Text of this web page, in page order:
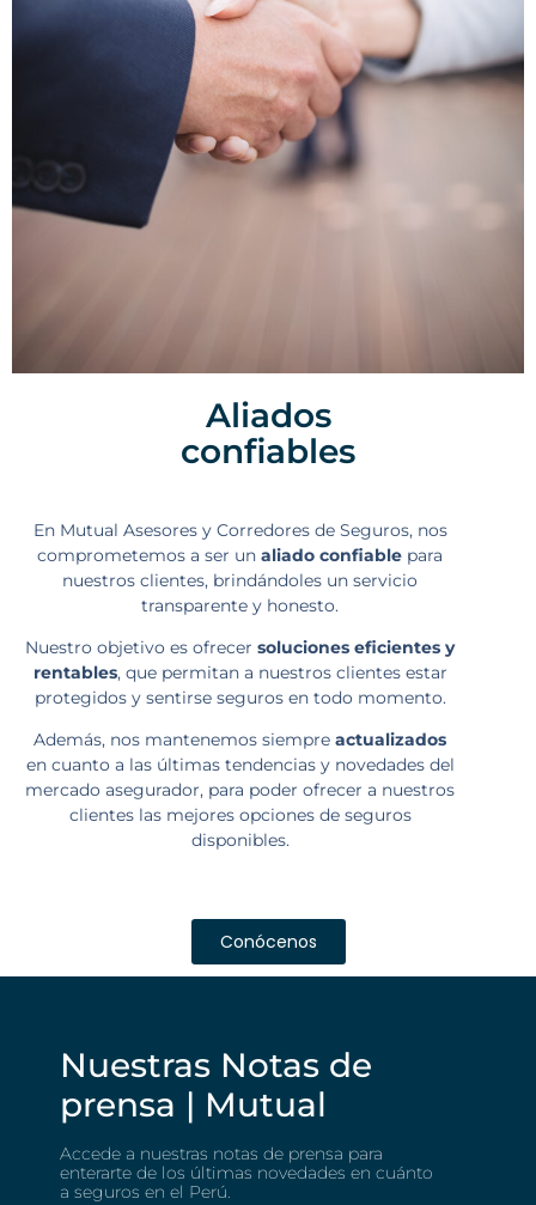
Aliados
confiables
En Mutual Asesores y Corredores de Seguros, nos
comprometemos a ser un aliado confiable para
nuestros clientes, brindándoles un servicio
transparente y honesto.
Nuestro objetivo es ofrecer soluciones eficientes y
rentables, que permitan a nuestros clientes estar
protegidos y sentirse seguros en todo momento.
Además, nos mantenemos siempre actualizados
en cuanto a las últimas tendencias y novedades del
mercado asegurador, para poder ofrecer a nuestros
clientes las mejores opciones de seguros
disponibles.
Conócenos
Nuestras Notas de
prensa | Mutual
Accede a nuestras notas de prensa para
enterarte de los últimas novedades en cuánto
a seguros en el Perú.